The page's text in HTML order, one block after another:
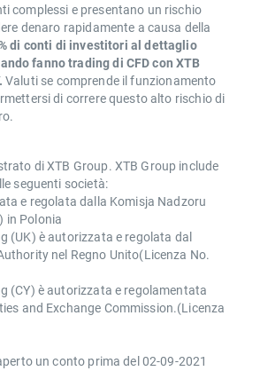
complessi e presentano un rischio
denaro rapidamente a causa della
di conti di investitori al dettaglio
fanno trading di CFD con XTB
Valuti se comprende il funzionamento
di correre questo alto rischio di
di XTB Group. XTB Group include
seguenti società:
e regolata dalla Komisja Nadzoru
in Polonia
(UK) è autorizzata e regolata dal
nel Regno Unito(Licenza No.
(CY) è autorizzata e regolamentata
and Exchange Commission.(Licenza
un conto prima del 02-09-2021